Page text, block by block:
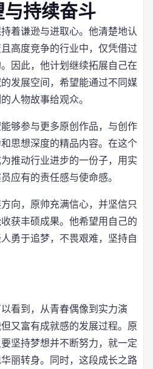
持续奋斗
着谦逊与进取心。他清楚地认
高度竞争的行业中，仅凭借过
因此，他计划继续拓展自己在
发展空间，希望能通过不同媒
人物故事给观众。
够参与更多原创作品，与创作
思想深度的精品内容。在这个
推动行业进步的一份子，用实
应有的责任感与使命感。
向，原帅充满信心，并坚信只
获丰硕成果。他希望用自己的
勇于追梦，不畏艰难，坚持自
看到，从青春偶像到实力演
又富有成就感的发展过程。原
坚持梦想并不断努力，就一定
丽转身。同时，这段成长之路